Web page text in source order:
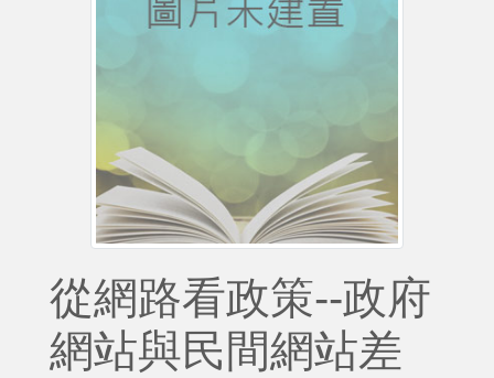
從網路看政策--政府
網站與民間網站差